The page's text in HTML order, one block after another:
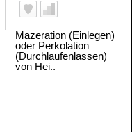
Mazeration (Einlegen)
oder Perkolation
(Durchlaufenlassen)
von Hei..